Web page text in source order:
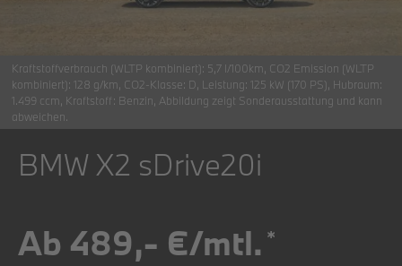
Kraftstoffverbrauch (WLTP kombiniert): 5,7 l/100km CO2 Emission (WLTP
kombiniert): 128 g/km CO2-Klasse: D Leistung: 125 kW (170 PS) Hubraum:
1.499 ccm Kraftstoff: Benzin Abbildung zeigt Sonderausstattung und kann
abweichen.
BMW X2 sDrive20i
Ab 489,- €/mtl. *